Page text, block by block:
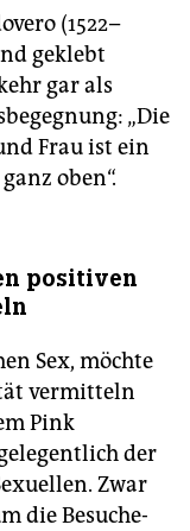
(1522–
geklebt
gar als
„Die
Frau ist ein
oben“.
positiven
Sex, möchte
vermitteln
Pink
der
Zwar
die Be­su­che­